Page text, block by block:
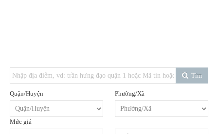
Tìm
Quận/Huyện Phường/Xã
Mức giá